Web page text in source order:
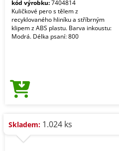
kód výrobku:7404814
Kuličkové pero s tělem z
recyklovaného hliníku a stříbrným
klipem z ABS plastu. Barva inkoustu:
Modrá. Délka psaní: 800
Skladem: 1.024 ks